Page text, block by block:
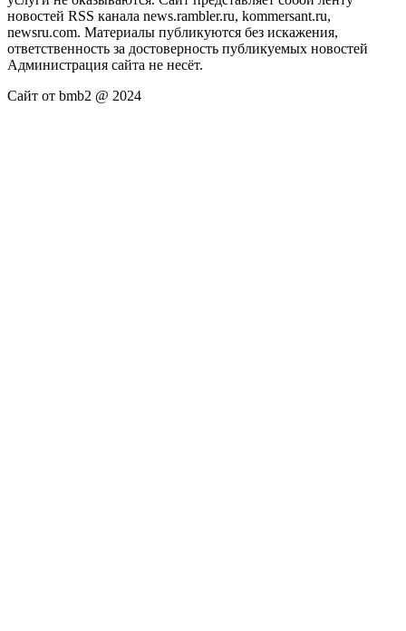
новостей RSS канала news.rambler.ru, kommersant.ru,
newsru.com. Материалы публикуются без искажения,
ответственность за достоверность публикуемых новостей
Администрация сайта не несёт.
Сайт от bmb2 @ 2024